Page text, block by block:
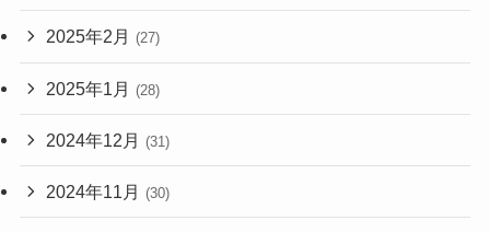
2025年2月 (27)
2025年1月 (28)
2024年12月 (31)
2024年11月 (30)